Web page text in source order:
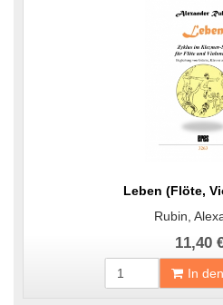
Leben (Flöte,
Rubin,
11,40
In